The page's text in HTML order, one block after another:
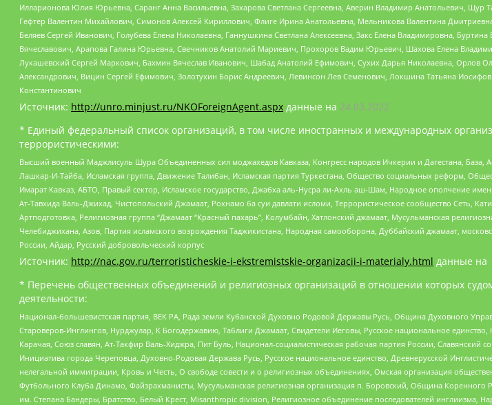
Илларионова Юлия Юрьевна, Саранг Анна Васильевна, Захарова Светлана Сергеевна, Аверин Владимир Анатольевич,
Гефтер Валентин Михайлович, Симонов Алексей Кириллович, Флиге Ирина Анатольевна, Мельникова Валентина
Беляев Сергей Иванович, Голубева Елена Николаевна, Ганнушкина Светлана Алексеевна, Закс Елена Владимировна,
Вячеславович, Арапова Галина Юрьевна, Свечников Анатолий Мариевич, Прохоров Вадим Юрьевич, Шахова Елена
Лукашевский Сергей Маркович, Бахмин Вячеслав Иванович, Шабад Анатолий Ефимович, Сухих Дарья Николаевна, Орлов
Александрович, Вицин Сергей Ефимович, Золотухин Борис Андреевич, Левинсон Лев Семенович, Локшина Татьяна
Константинович
Источник: http://unro.minjust.ru/NKOForeignAgent.aspx данные на 24.03.2022
* Единый федеральный список организаций, в том числе иностранных и международных
террористическими:
Высший военный Маджлисуль Шура Объединенных сил моджахедов Кавказа, Конгресс народов Ичкерии и Дагестана, База,
Лашкар-И-Тайба, Исламская группа, Движение Талибан, Исламская партия Туркестана, Общество социальных реформ,
Имарат Кавказ, АБТО, Правый сектор, Исламское государство, Джабха аль-Нусра ли-Ахль аш-Шам, Народное ополчение
Ат-Тавхида Валь-Джихад, Чистопольский Джамаат, Рохнамо ба суи давлати исломи, Террористическое сообщество Сеть,
Артподготовка, Религиозная группа “Джамаат “Красный пахарь”, Колумбайн, Хатлонский джамаат, Мусульманская
Челебиджихана, Азов, Партия исламского возрождения Таджикистана, Народная самооборона, Дуббайский джамаат,
России, Айдар, Русский добровольческий корпус
Источник: http://nac.gov.ru/terroristicheskie-i-ekstremistskie-organizacii-i-materialy.html данные на
* Перечень общественных объединений и религиозных организаций в отношении которых
деятельности:
Национал-большевистская партия, ВЕК РА, Рада земли Кубанской Духовно Родовой Державы Русь, Община Духовного
Староверов-Инглингов, Нурджулар, К Богодержавию, Таблиги Джамаат, Свидетели Иеговы, Русское национальное
Карачая, Союз славян, Ат-Такфир Валь-Хиджра, Пит Буль, Национал-социалистическая рабочая партия России,
Инициатива города Череповца, Духовно-Родовая Держава Русь, Русское национальное единство, Древнерусской
нелегальной иммиграции, Кровь и Честь, О свободе совести и о религиозных объединениях, Омская организация
Футбольного Клуба Динамо, Файзрахманисты, Мусульманская религиозная организация п. Боровский, Община
им. Степана Бандеры, Братство, Белый Крест, Misanthropic division, Религиозное объединение последователей инглиизма,